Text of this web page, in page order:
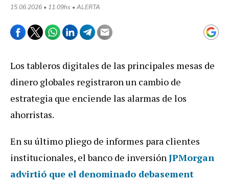
15.06.2026 • 11:09hs • ALERTA
Los tableros digitales de las principales mesas de
dinero globales registraron un cambio de
estrategia que enciende las alarmas de los
ahorristas.
En su último pliego de informes para clientes
institucionales, el banco de inversiónJPMorgan
advirtió que el denominado debasement